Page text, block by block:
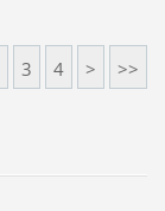
3 4 > >>